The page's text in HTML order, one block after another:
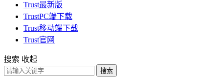
Trust最新版
TrustPC端下载
Trust移动端下载
Trust官网
搜索 收起
搜索